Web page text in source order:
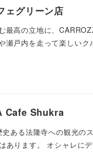
ェグリーン店
最高の立地に、
瀬戸内を走って楽しい
Cafe Shukra
ある法隆寺への観光の
あります。 オシャレに